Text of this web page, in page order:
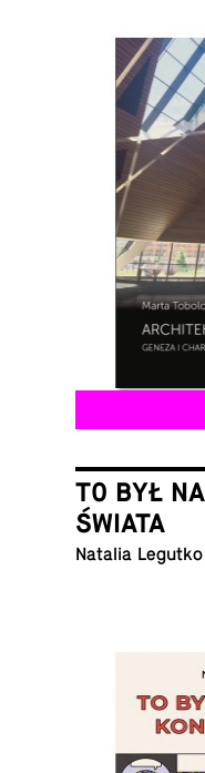
TO BYŁ
ŚWIATA
Natalia Legutko